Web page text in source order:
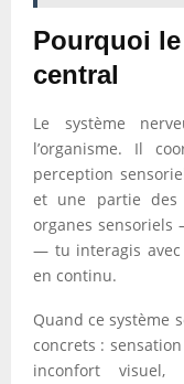
Pourquoi
central
Le système
l’organisme. Il
perception
et une partie des
organes sensoriels
— tu interagis avec
en continu.
Quand ce système
concrets :
inconfort